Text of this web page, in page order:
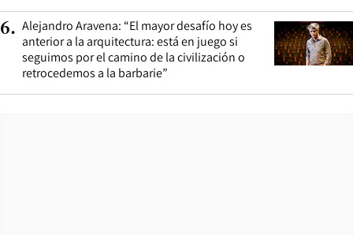
6. Alejandro Aravena: “El mayor desafío hoy es
anterior a la arquitectura: está en juego si
seguimos por el camino de la civilización o
retrocedemos a la barbarie”